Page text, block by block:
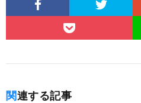
関連する記事